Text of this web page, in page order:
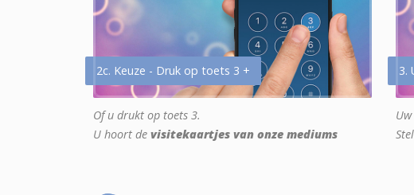
2c. Keuze - Druk op toets 3 +
Of u drukt op toets 3.
U hoort de visitekaartjes van onze mediums
3.